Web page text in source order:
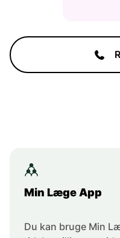
Min Læge App
Du kan bruge Min